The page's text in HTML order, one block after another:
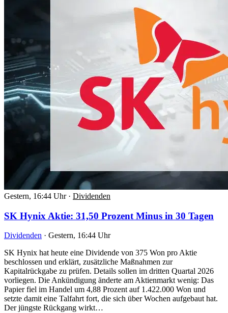
Gestern, 16:44 Uhr · Dividenden
SK Hynix Aktie: 31,50 Prozent Minus in 30 Tagen
Dividenden · Gestern, 16:44 Uhr
SK Hynix hat heute eine Dividende von 375 Won pro Aktie
beschlossen und erklärt, zusätzliche Maßnahmen zur
Kapitalrückgabe zu prüfen. Details sollen im dritten Quartal 2026
vorliegen. Die Ankündigung änderte am Aktienmarkt wenig: Das
Papier fiel im Handel um 4,88 Prozent auf 1.422.000 Won und
setzte damit eine Talfahrt fort, die sich über Wochen aufgebaut hat.
Der jüngste Rückgang wirkt…